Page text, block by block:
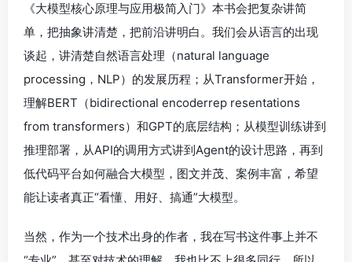
《大模型核心原理与应用极简入门》本书会把复杂讲简
单，把抽象讲清楚，把前沿讲明白。我们会从语言的出现
谈起，讲清楚自然语言处理（natural language
processing，NLP）的发展历程；从Transformer开始，
理解BERT（bidirectional encoderrep resentations
from transformers）和GPT的底层结构；从模型训练讲到
推理部署，从API的调用方式讲到Agent的设计思路，再到
低代码平台如何融合大模型，图文并茂、案例丰富，希望
能让读者真正“看懂、用好、搞通”大模型。
当然，作为一个技术出身的作者，我在写书这件事上并不